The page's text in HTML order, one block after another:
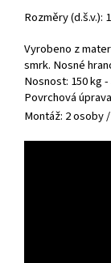
Rozměry (d.š.v.):
Vyrobeno z
smrk. Nosné
Nosnost: 150 kg
Povrchová
Montáž: 2 osoby